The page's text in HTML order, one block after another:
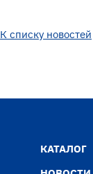
К списку новостей
КАТАЛОГ